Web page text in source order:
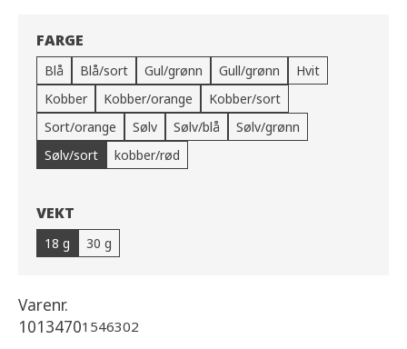
FARGE
Blå Blå/sort Gul/grønn Gull/grønn
Hvit
Kobber
Kobber/orange
Kobber/sort
Sort/orange
Sølv Sølv/blå
Sølv/grønn
Sølv/sort
kobber/rød
VEKT
18 g 30 g
Varenr.
10134701546302